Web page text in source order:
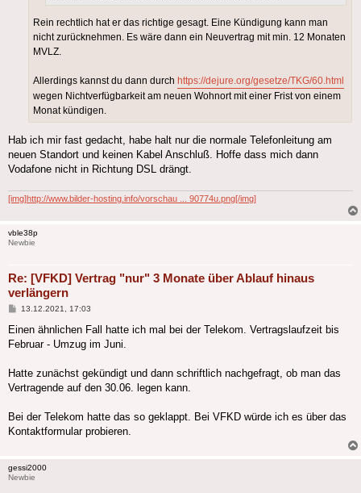
Rein rechtlich hat er das richtige gesagt. Eine Kündigung kann man
nicht zurücknehmen. Es wäre dann ein Neuvertrag mit min. 12 Monaten
MVLZ.
Allerdings kannst du dann durch https://dejure.org/gesetze/TKG/60.html
wegen Nichtverfügbarkeit am neuen Wohnort mit einer Frist von einem
Monat kündigen.
Hab ich mir fast gedacht, habe halt nur die normale Telefonleitung am
neuen Standort und keinen Kabel Anschluß. Hoffe dass mich dann
Vodafone nicht in Richtung DSL drängt.
[img]http://www.bilder-hosting.info/vorschau ... 90774u.png[/img]
vble38p
Newbie
Re: [VFKD] Vertrag "nur" 3 Monate über Ablauf hinaus
verlängern
Beitrag
13.12.2021, 17:03
Einen ähnlichen Fall hatte ich mal bei der Telekom. Vertragslaufzeit bis
Februar - Umzug im Juni.
Hatte zunächst gekündigt und dann schriftlich nachgefragt, ob man das
Vertragende auf den 30.06. legen kann.
Bei der Telekom hatte das so geklappt. Bei VFKD würde ich es über das
Kontaktformular probieren.
gessi2000
Newbie